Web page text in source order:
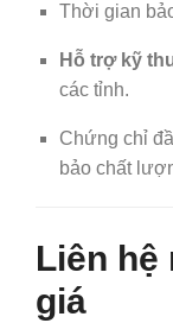
Thời gian
Hỗ trợ kỹ
các tỉnh.
Chứng chỉ
bảo chất
Liên hệ
giá